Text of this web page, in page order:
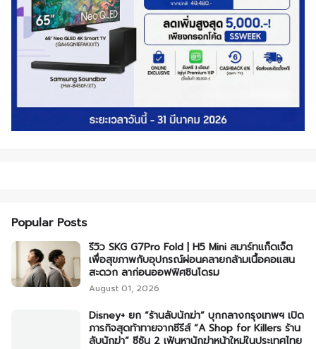
Popular Posts
รีวิว SKG G7Pro Fold | H5 Mini สมาร์ทแก็ดเจ็ต
เพื่อสุขภาพกับอุปกรณ์ผ่อนคลายกล้ามเนื้อคอแสน
สะดวก ลาก่อนออฟฟิศซินโดรม
August 01, 2026
Disney+ ยก “ร้านลับนักฆ่า” บุกกลางกรุงเทพฯ เปิด
ภารกิจสุดท้าทายจากซีรีส์ “A Shop for Killers ร้าน
ลับนักฆ่า” ซีซัน 2 เฟ้นหานักฆ่าหน้าใหม่ในประเทศไทย